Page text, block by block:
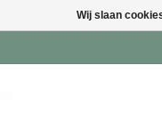
Wij slaan